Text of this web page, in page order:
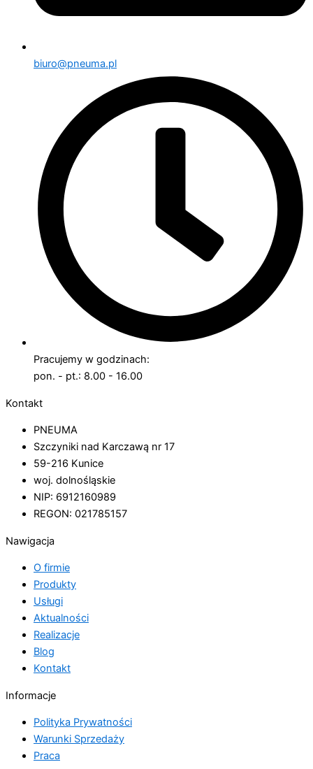
biuro@pneuma.pl
Pracujemy w godzinach:
pon. - pt.: 8.00 - 16.00
Kontakt
PNEUMA
Szczyniki nad Karczawą nr 17
59-216 Kunice
woj. dolnośląskie
NIP: 6912160989
REGON: 021785157
Nawigacja
O firmie
Produkty
Usługi
Aktualności
Realizacje
Blog
Kontakt
Informacje
Polityka Prywatności
Warunki Sprzedaży
Praca